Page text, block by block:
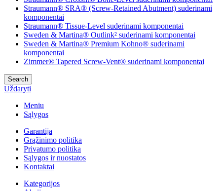
Straumann® SRA® (Screw-Retained Abutment) suderinami
komponentai
Straumann® Tissue-Level suderinami komponentai
Sweden & Martina® Outlink² suderinami komponentai
Sweden & Martina® Premium Kohno® suderinami
komponentai
Zimmer® Tapered Screw-Vent® suderinami komponentai
Search
Uždaryti
Meniu
Sąlygos
Garantija
Grąžinimo politika
Privatumo politika
Sąlygos ir nuostatos
Kontaktai
Kategorijos